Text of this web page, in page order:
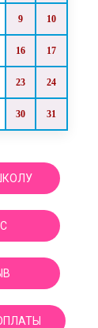
9 10
16 17
23 24
30 31